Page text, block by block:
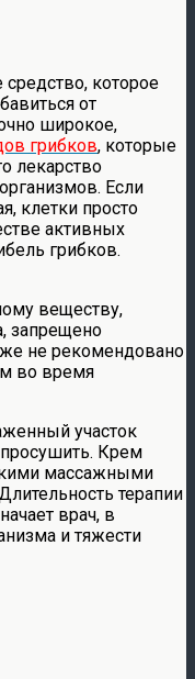
которое
от
широкое,
грибков, которые
лекарство
Если
клетки просто
активных
грибков.
веществу,
запрещено
не рекомендовано
во время
участок
Крем
массажными
терапии
врач, в
и тяжести